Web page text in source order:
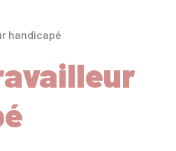
handicapé